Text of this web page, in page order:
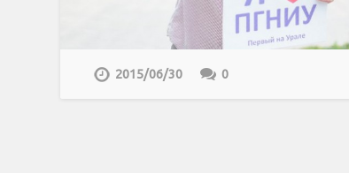
2015/06/30 0